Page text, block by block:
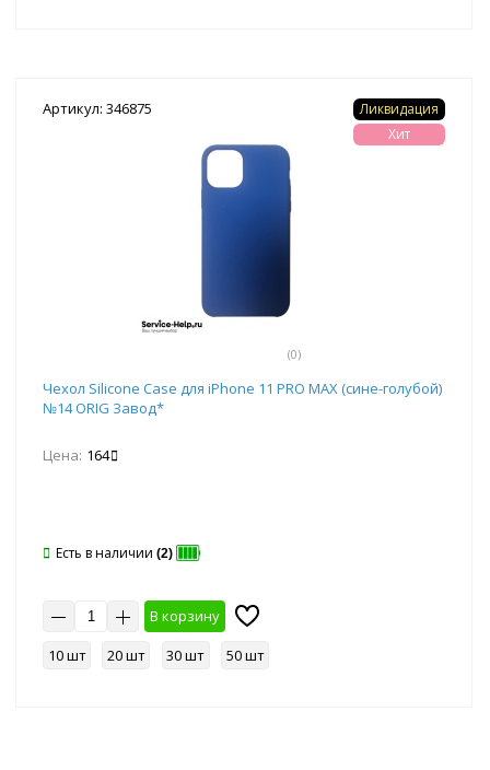
Артикул: 346875
(0)
Ликвидация
Хит
Чехол Silicone Case для iPhone 11 PRO MAX (сине-голубой)
№14 ORIG Завод*
Цена: 164
Есть в наличии (2)
В корзину
10 шт
20 шт 30 шт 50 шт